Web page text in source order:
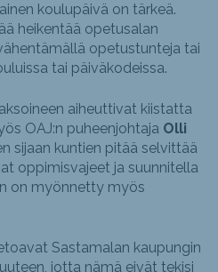
koulupäivä on tärkeä.
heikentää opetusalan
opetustunteja tai
tai päiväkodeissa.
aiheuttivat kiistatta
OAJ:n puheenjohtaja Olli
sijaan kuntien pitää selvittää
oppimisvajeet ja suunnitella
on myönnetty myös
Sastamalan kaupungin
jotta nämä eivät tekisi